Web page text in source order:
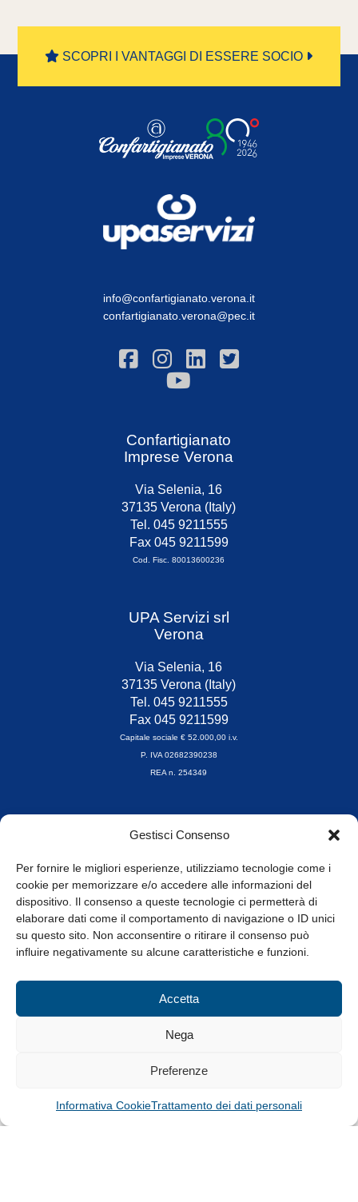
Gestisci Consenso
Per fornire le migliori esperienze, utilizziamo tecnologie come i
cookie per memorizzare e/o accedere alle informazioni del
dispositivo. Il consenso a queste tecnologie ci permetterà di
elaborare dati come il comportamento di navigazione o ID unici
su questo sito. Non acconsentire o ritirare il consenso può
influire negativamente su alcune caratteristiche e funzioni.
Accetta
Nega
Preferenze
Informativa CookieTrattamento dei dati personali
SCOPRI I VANTAGGI DI ESSERE SOCIO
info@confartigianato.verona.it
confartigianato.verona@pec.it
Confartigianato
Imprese Verona
Via Selenia, 16
37135 Verona (Italy)
Tel. 045 9211555
Fax 045 9211599
Cod. Fisc. 80013600236
UPA Servizi srl
Verona
Via Selenia, 16
37135 Verona (Italy)
Tel. 045 9211555
Fax 045 9211599
Capitale sociale € 52.000,00 i.v.
P. IVA 02682390238
REA n. 254349
Orari di apertura
8.30-13.00 / 14.00-17.30
Whistleblowing
© Tutti i diritti riservati
Privacy Policy e Cookie|Informativa Cookie